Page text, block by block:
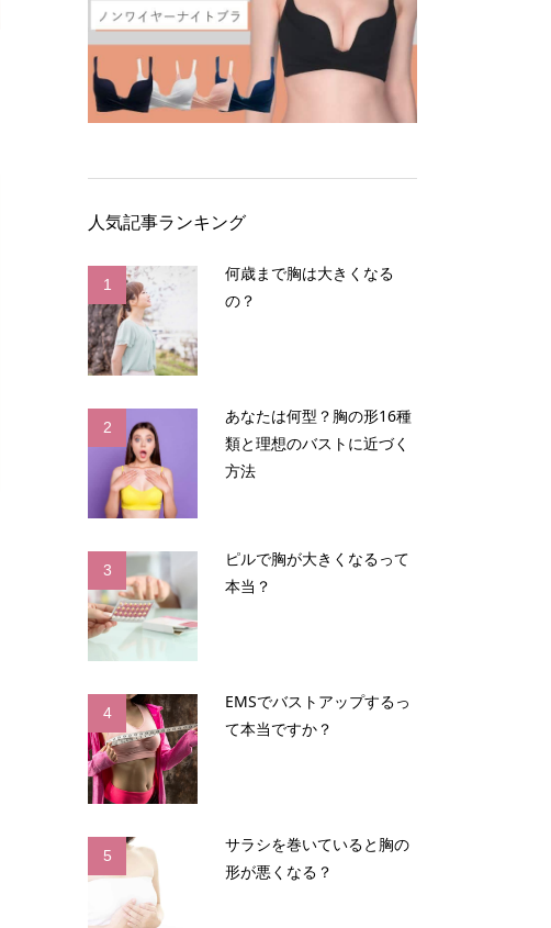
人気記事ランキング
1
何歳まで胸は大きくなる
の？
2
あなたは何型？胸の形16種
類と理想のバストに近づく
方法
3
ピルで胸が大きくなるって
本当？
4
EMSでバストアップするっ
て本当ですか？
5
サラシを巻いていると胸の
形が悪くなる？